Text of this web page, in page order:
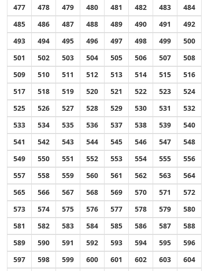
477 478 479 480 481 482 483
484
485
486 487 488 489 490 491
492
493
494 495 496 497 498 499
500
501
502 503 504 505 506 507
508
509
510 511 512 513 514 515
516
517
518 519 520 521 522 523
524
525
526 527 528 529 530 531
532
533
534 535 536 537 538 539
540
541
542 543 544 545 546 547
548
549
550 551 552 553 554 555
556
557
558 559 560 561 562 563
564
565
566 567 568 569 570 571
572
573
574 575 576 577 578 579
580
581
582 583 584 585 586 587
588
589
590 591 592 593 594 595
596
597
598 599 600 601 602 603
604